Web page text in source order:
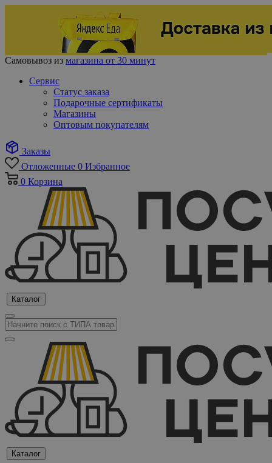
Самовывоз из магазина от 30 минут
Сервис
Статус заказа
Подарочные сертификаты
Магазины
Оптовым покупателям
Заказы
Отложенные 0 Избранное
0 Корзина
Каталог
Каталог